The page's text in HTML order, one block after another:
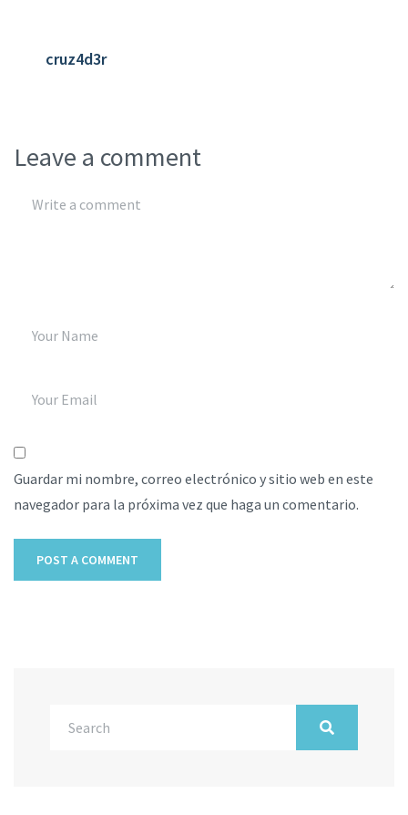
cruz4d3r
Leave a comment
Guardar mi nombre, correo electrónico y sitio web en este
navegador para la próxima vez que haga un comentario.